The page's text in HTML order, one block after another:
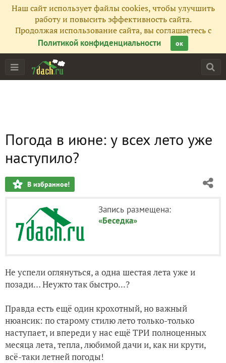
Наш сайт использует файлы cookies, чтобы улучшить
работу и повысить эффективность сайта.
Продолжая использование сайта, вы соглашаетесь с
Политикой конфиденциальности
ок
Погода в июне: у всех лето уже
наступило?
В избранное!
Запись размещена:
«Беседка»
Не успели оглянуться, а одна шестая лета уже и
позади… Неужто так быстро...?
Правда есть ещё один крохотный, но важный
нюансик: по старому стилю лето только-только
наступает, и впереди у нас ещё ТРИ полноценных
месяца лета, тепла, любимой дачи и, как ни крути,
всё-таки летней погоды!